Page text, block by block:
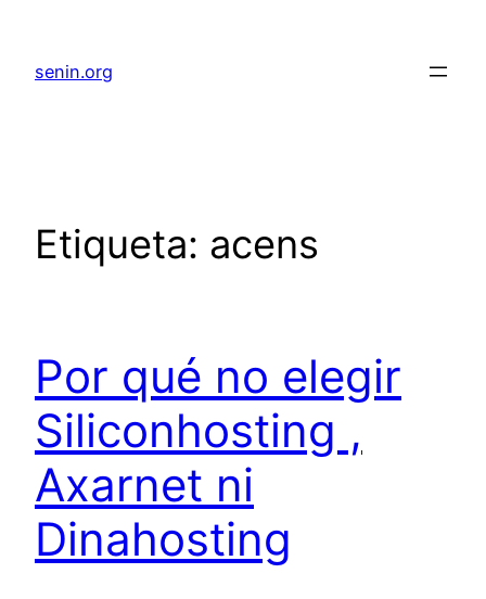
senin.org
Etiqueta: acens
Por qué no elegir
Siliconhosting ,
Axarnet ni
Dinahosting